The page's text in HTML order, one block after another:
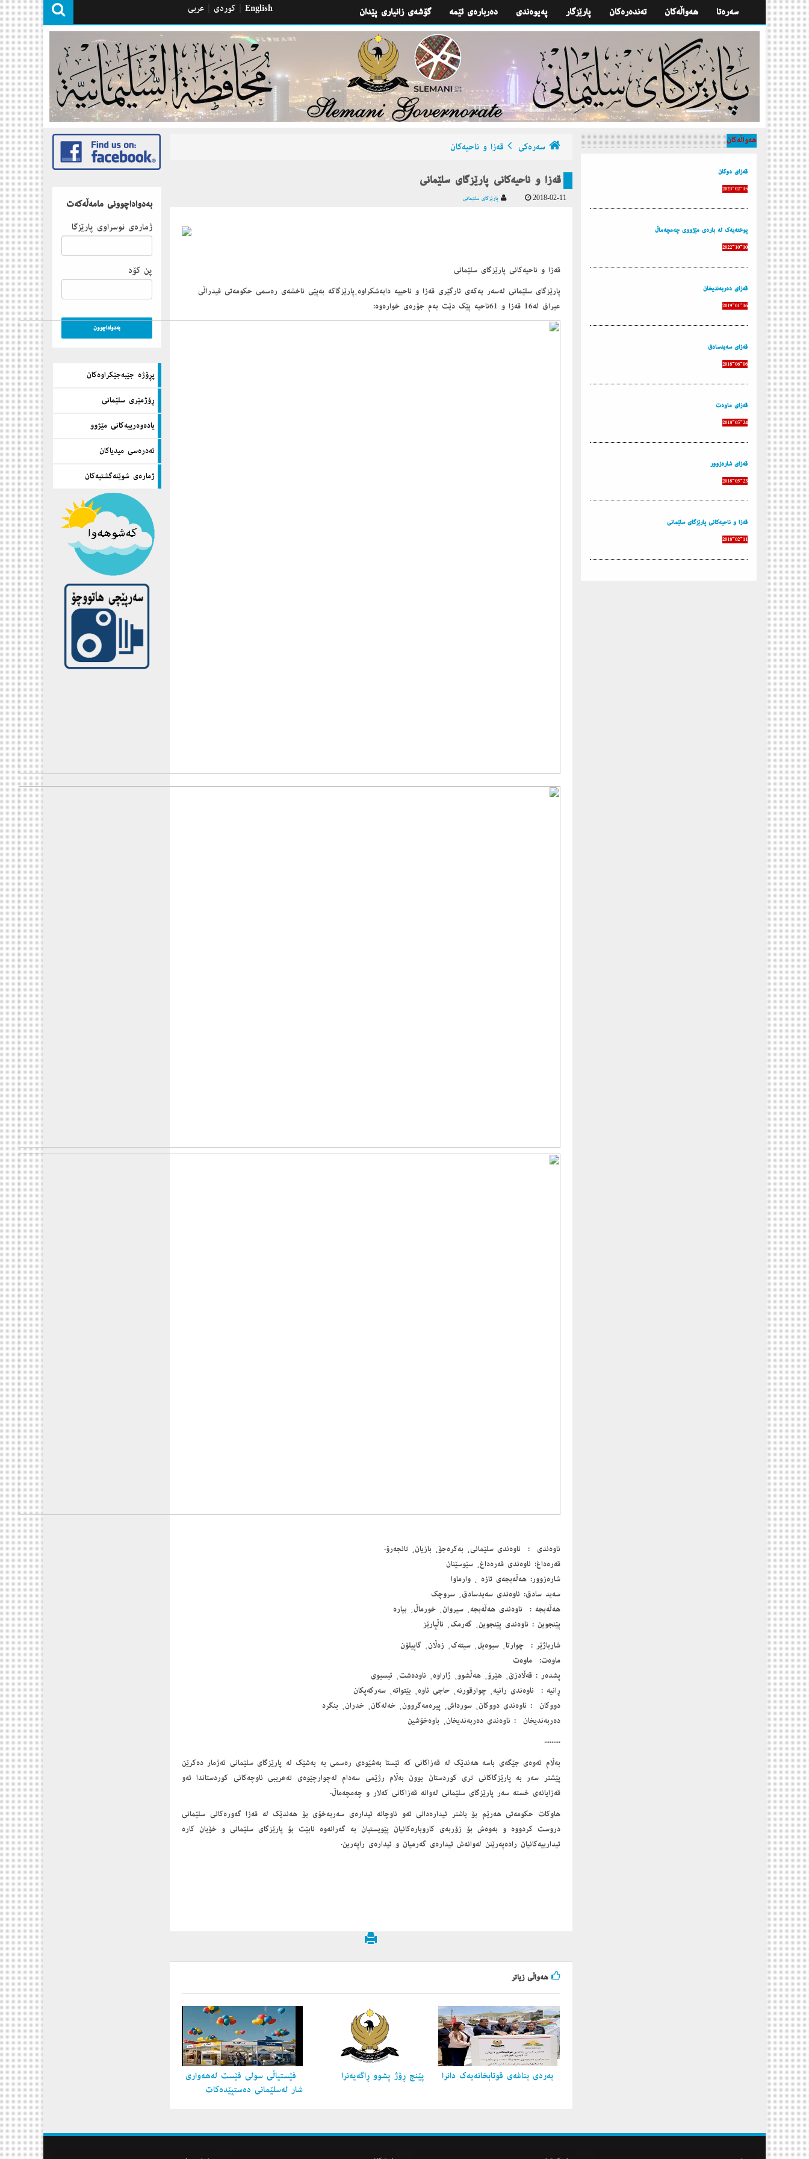
كوردی عربی English گۆشه‌ی زانیاری پێدان په‌یوه‌ندی پارێزگار تەندەرەكان هه‌واڵه‌كان سه‌ره‌تا
بەدواداچوونى مامەڵەكەت
ژمارەى نوسراوى پارێزگا
پن كۆد
پڕۆژه‌ جێبه‌جێكراوه‌كان
ڕۆژمێری سلێمانی
یاده‌وه‌رییه‌كانی مێژوو
ئه‌دره‌سی میدیاكان
ژماره‌ی شوێنه‌گشتیه‌كان
سه‌ره‌كی قه‌زا و ناحیه‌كان
قەزا و ناحیه‌كانی پارێزگای سلێمانی‌
2018-02-11
قەزا و ناحیه‌كانی پارێزگای سلێمانی‌
پارێزگای سلێمانی له‌سه‌ر یه‌كه‌ی ئارگێری قه‌زا و ناحییه‌ دابه‌شكراوه‌،پارێزگاكه‌ به‌پێی ناخشه‌ی ره‌سمی حكومه‌تی فیدراڵی
عیراق له‌16 قه‌زا و 61ناحیه‌ پێك دێت به‌م جۆره‌ی خواره‌وه:
ناوەندی : ناوەندی سلێمانی، بەکرەجۆ، بازیان، تانجەرۆ.
قه‌ره‌داغ: ناوه‌ندی قه‌ره‌داغ، سێوسێنان
شاره‌زوور: هه‌ڵه‌بجه‌ی تازه‌ ، وارماوا
سەید سادق: ناوەندی سەیدسادق، سروچک
ھەڵەبجە : ناوەندی ھەڵەبجە، سیروان، خورماڵ، بیارە
پێنجوین : ناوەندی پێنجوین، گەرمک، ناڵپارێز
شارباژێر : چوارتا، سیوەیل، سیتەک، زەڵان، گاپیلۆن
ماوەت: ماوەت
پشدەر : قەڵادزێ، ھێرۆ، ھەڵشوو، ژاراوە، ناودەشت، ئیسیوی
ڕانیە : ناوەندی رانیە، چوارقورنە، حاجی ئاوە، بێتواتە، سەرکەپکان
دووکان : ناوەندی دووکان، سورداش، پیرەمەگروون، خەلەکان، خدران، بنگرد
دەربەندیخان : ناوەندی دەربەندیخان، باوەخۆشین
.........
به‌ڵام ئه‌وه‌ی جێگه‌ی باسه‌ هه‌ندێك له‌ قه‌زاكانی كه‌ ئێستا به‌شێوه‌ی ره‌سمی به‌ به‌شێك له‌ پارێزگای سلێمانی ئه‌ژمار ده‌كرێن
پێشتر سه‌ر به‌ پارێزگاكانی تری كوردستان بوون به‌ڵام رژێمی سه‌دام له‌چوارچێوه‌ی ته‌عریبی ناوچه‌كانی كوردستاندا ئه‌و
قه‌زایانه‌ی خسته‌ سه‌ر پارێزگای سلێمانی له‌وانه‌ قه‌زاكانی كه‌لار و چه‌مچه‌ماڵ.
هاوكات حكومه‌تی هه‌رێم بۆ باشتر ئیداره‌دانی ئه‌و ناوچانه‌ ئیداره‌ی سه‌ربه‌خۆی بۆ هه‌ندێك له‌ قه‌زا گه‌وره‌كانی سلێمانی
دروست كردووه‌ و به‌وه‌ش بۆ زۆربه‌ی كاروباره‌كانیان پێویستیان به‌ گه‌رانه‌وه‌ نابێت بۆ پارێزگای سلێمانی و خۆیان كاره‌
ئیدارییه‌كانیان راده‌په‌رێنن له‌وانه‌ش ئیداره‌ی گه‌رمیان و ئیداره‌ی راپه‌رین.
هه‌واڵی زیاتر
فێستیاڵی سولی فێست لەهەواری
شار لەسلێمانی دەستپێدەكات
پێنج ڕۆژ پشوو ڕاگه‌یه‌نرا به‌ردی بناغه‌ی قوتابخانه‌یه‌ك دانرا
هه‌واڵه‌كان
قەزای دوكان
2023-02-15
پوختەیەك لە بارەی مێژووی چەمچەماڵ
2022-10-10
قەزای دەربەندیخان
2019-01-16
قەزای سەیدسادق
2018-06-06
قەزای ماوەت
2018-05-24
قەزای شارەزوور
2018-05-23
قەزا و ناحیه‌كانی پارێزگای سلێمانی‌
2018-02-11